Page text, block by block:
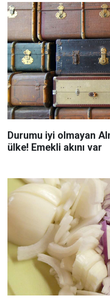
Durumu iyi olmayan
ülke! Emekli akını var